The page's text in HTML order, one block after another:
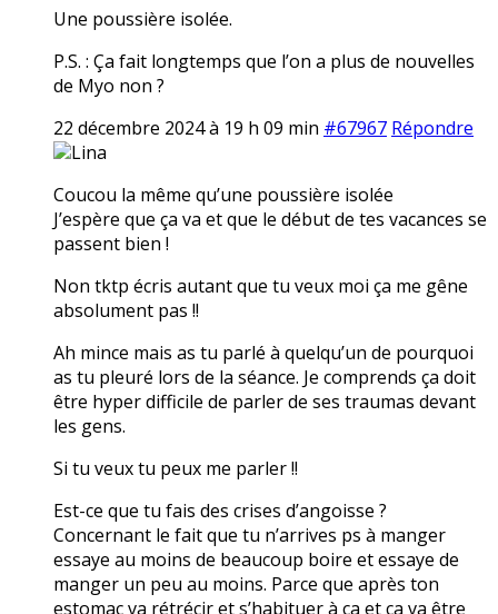
Une poussière isolée.
P.S. : Ça fait longtemps que l’on a plus de nouvelles
de Myo non ?
22 décembre 2024 à 19 h 09 min #67967 Répondre
Lina
Coucou la même qu’une poussière isolée
J’espère que ça va et que le début de tes vacances se
passent bien !
Non tktp écris autant que tu veux moi ça me gêne
absolument pas !!
Ah mince mais as tu parlé à quelqu’un de pourquoi
as tu pleuré lors de la séance. Je comprends ça doit
être hyper difficile de parler de ses traumas devant
les gens.
Si tu veux tu peux me parler !!
Est-ce que tu fais des crises d’angoisse ?
Concernant le fait que tu n’arrives ps à manger
essaye au moins de beaucoup boire et essaye de
manger un peu au moins. Parce que après ton
estomac va rétrécir et s’habituer à ça et ça va être